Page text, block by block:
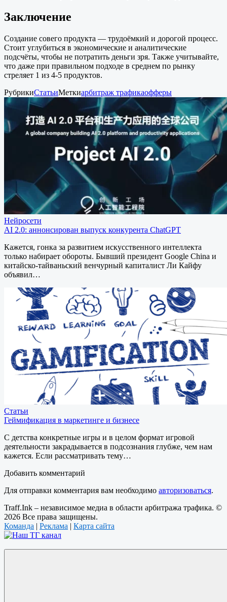
Заключение
Создание совего продукта — трудоёмкий и дорогой процесс.
Стоит углубиться в экономические и аналитические
подсчёты, чтобы не потратить деньги зря. Также учитывайте,
что даже при правильном подходе в среднем по рынку
стреляет 1 из 4-5 продуктов.
РубрикиСтатьиМеткиарбитраж трафикаофферы
Нейросети
AI 2.0: аннонсирован выпуск конкурента ChatGPT
Кажется, гонка за развитием искусственного интеллекта
только набирает обороты. Бывший президент Google China и
китайско-тайваньский венчурный капиталист Ли Кайфу
объявил…
Статьи
Геймификация в маркетинге и бизнесе
С детства конкретные игры и в целом формат игровой
деятельности закрадывается в подсознания глубже, чем нам
кажется. Если рассматривать тему…
Добавить комментарий
Для отправки комментария вам необходимо авторизоваться.
Traff.Ink – независимое медиа в области арбитража трафика. ©
2026 Все права защищены.
Команда | Реклама | Карта сайта